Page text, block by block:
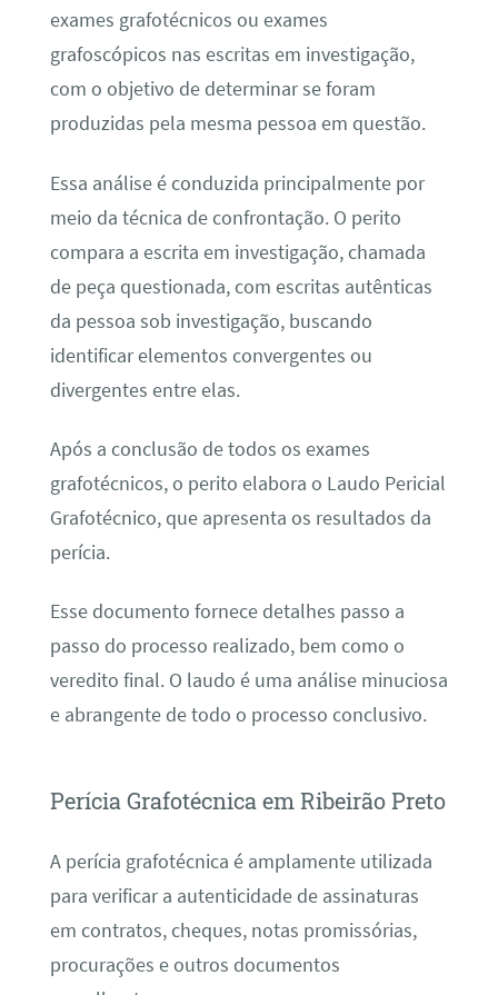
exames grafotécnicos ou exames
grafoscópicos nas escritas em investigação,
com o objetivo de determinar se foram
produzidas pela mesma pessoa em questão.
Essa análise é conduzida principalmente por
meio da técnica de confrontação. O perito
compara a escrita em investigação, chamada
de peça questionada, com escritas autênticas
da pessoa sob investigação, buscando
identificar elementos convergentes ou
divergentes entre elas.
Após a conclusão de todos os exames
grafotécnicos, o perito elabora o Laudo Pericial
Grafotécnico, que apresenta os resultados da
perícia.
Esse documento fornece detalhes passo a
passo do processo realizado, bem como o
veredito final. O laudo é uma análise minuciosa
e abrangente de todo o processo conclusivo.
Perícia Grafotécnica em Ribeirão Preto
A perícia grafotécnica é amplamente utilizada
para verificar a autenticidade de assinaturas
em contratos, cheques, notas promissórias,
procurações e outros documentos